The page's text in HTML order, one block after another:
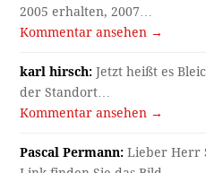
2005 erhalten, 2007…
Kommentar ansehen →
karl hirsch: Jetzt heißt es
der Standort…
Kommentar ansehen →
Pascal Permann: Lieber Herr